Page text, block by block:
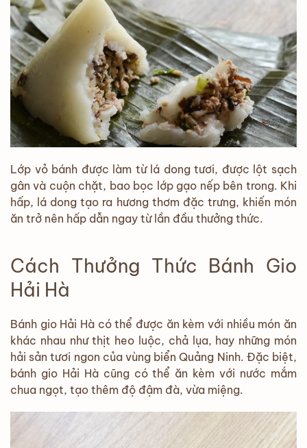
Lớp vỏ bánh được làm từ lá dong tươi, được lột sạch
gân và cuộn chặt, bao bọc lớp gạo nếp bên trong. Khi
hấp, lá dong tạo ra hương thơm đặc trưng, khiến món
ăn trở nên hấp dẫn ngay từ lần đầu thưởng thức.
Cách Thưởng Thức Bánh Gio
Hải Hà
Bánh gio Hải Hà có thể được ăn kèm với nhiều món ăn
khác nhau như thịt heo luộc, chả lụa, hay những món
hải sản tươi ngon của vùng biển Quảng Ninh. Đặc biệt,
bánh gio Hải Hà cũng có thể ăn kèm với nước mắm
chua ngọt, tạo thêm độ đậm đà, vừa miệng.